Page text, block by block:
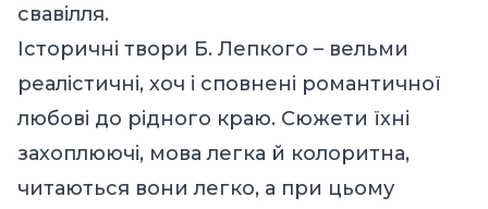
свавілля.
Історичні твори Б. Лепкого – вельми
реалістичні, хоч і сповнені романтичної
любові до рідного краю. Сюжети їхні
захоплюючі, мова легка й колоритна,
читаються вони легко, а при цьому